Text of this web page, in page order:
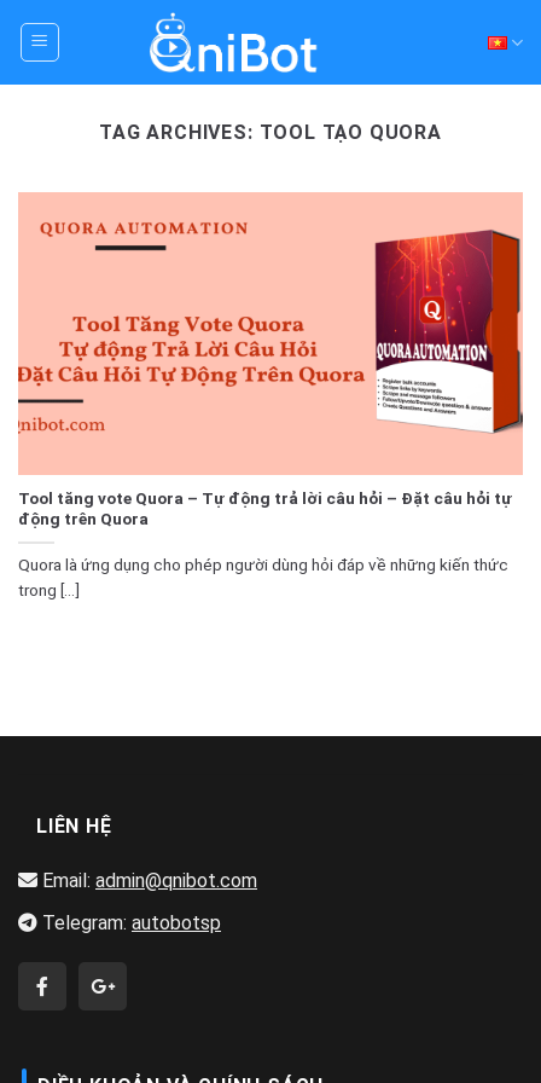
TAG ARCHIVES: TOOL TẠO QUORA
Tool tăng vote Quora – Tự động trả lời câu hỏi – Đặt câu hỏi tự
động trên Quora
Quora là ứng dụng cho phép người dùng hỏi đáp về những kiến thức
trong [...]
LIÊN HỆ
Email: admin@qnibot.com
Telegram: autobotsp